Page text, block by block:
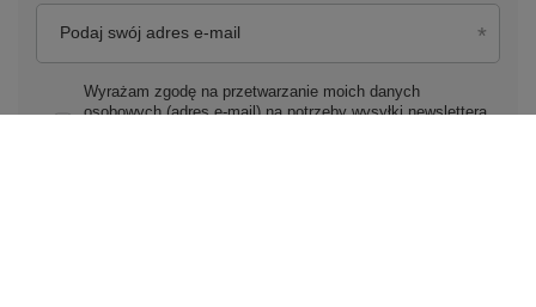
Podaj swój adres e-mail
Wyrażam zgodę na przetwarzanie moich danych
osobowych (adres e-mail) na potrzeby wysyłki newslettera